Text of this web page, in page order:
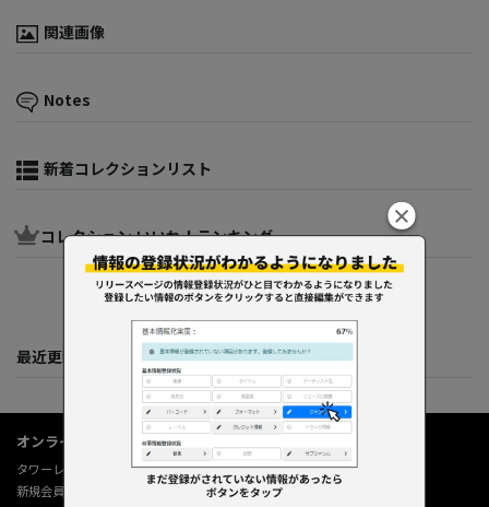
関連画像
Notes
新着コレクションリスト
コレクション いいね！ランキング
最近更新してくれた人たち
オンラインショップ情報
タワーレコード オンライン
新規会員登録